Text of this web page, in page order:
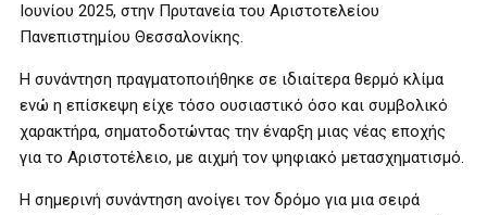
Ιουνίου 2025, στην Πρυτανεία του Αριστοτελείου
Πανεπιστημίου Θεσσαλονίκης.
Η συνάντηση πραγματοποιήθηκε σε ιδιαίτερα θερμό κλίμα
ενώ η επίσκεψη είχε τόσο ουσιαστικό όσο και συμβολικό
χαρακτήρα, σηματοδοτώντας την έναρξη μιας νέας εποχής
για το Αριστοτέλειο, με αιχμή τον ψηφιακό μετασχηματισμό.
Η σημερινή συνάντηση ανοίγει τον δρόμο για μια σειρά